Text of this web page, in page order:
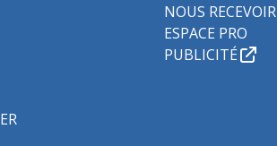
NOUS RECEVOIR
ESPACE PRO
PUBLICITÉ